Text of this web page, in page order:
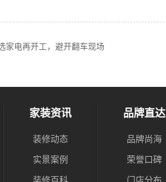
家电再开工，避开翻车现场
家装资讯
装修动态
实景案例
装修百科
品牌直达
品牌尚海
荣誉口碑
门店分布